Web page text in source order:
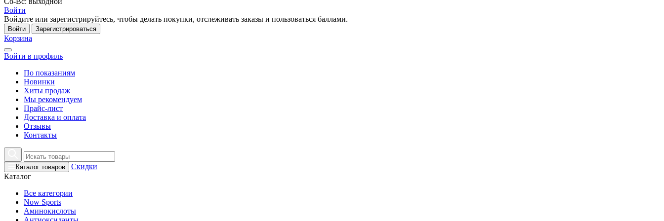
Войти
Войдите или зарегистрируйтесь, чтобы делать покупки, отслеживать заказы и пользоваться баллами.
Войти Зарегистрироваться
Корзина
Войти в профиль
По показаниям
Новинки
Хиты продаж
Мы рекомендуем
Прайс-лист
Доставка и оплата
Отзывы
Контакты
Каталог товаров
Скидки
Каталог
Все категории
Now Sports
Аминокислоты